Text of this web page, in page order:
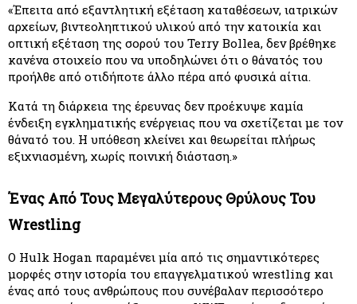
«Έπειτα από εξαντλητική εξέταση καταθέσεων, ιατρικών
αρχείων, βιντεοληπτικού υλικού από την κατοικία και
οπτική εξέταση της σορού του Terry Bollea, δεν βρέθηκε
κανένα στοιχείο που να υποδηλώνει ότι ο θάνατός του
προήλθε από οτιδήποτε άλλο πέρα από φυσικά αίτια.
Κατά τη διάρκεια της έρευνας δεν προέκυψε καμία
ένδειξη εγκληματικής ενέργειας που να σχετίζεται με τον
θάνατό του. Η υπόθεση κλείνει και θεωρείται πλήρως
εξιχνιασμένη, χωρίς ποινική διάσταση.»
Ένας Από Τους Μεγαλύτερους Θρύλους Του
Wrestling
Ο Hulk Hogan παραμένει μία από τις σημαντικότερες
μορφές στην ιστορία του επαγγελματικού wrestling και
ένας από τους ανθρώπους που συνέβαλαν περισσότερο